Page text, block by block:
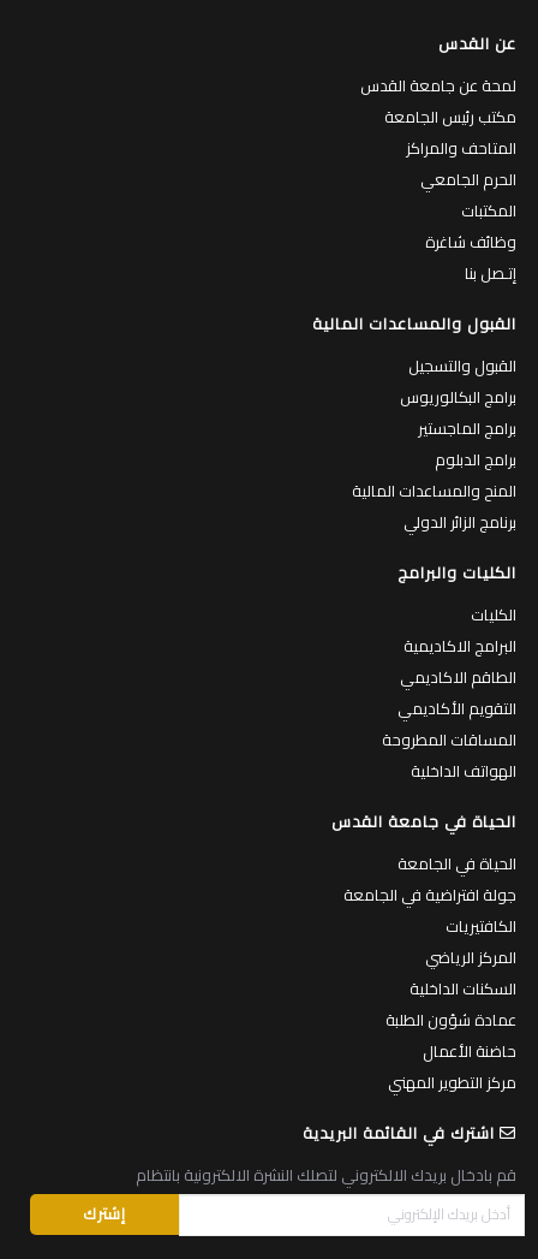
عن القدس
لمحة عن جامعة القدس
مكتب رئيس الجامعة
المتاحف والمراكز
الحرم الجامعي
المكتبات
وظائف شاغرة
إتـصل بنا
القبول والمساعدات المالية
القبول والتسجيل
برامج البكالوريوس
برامج الماجستير
برامج الدبلوم
المنح والمساعدات المالية
برنامج الزائر الدولي
الكليات والبرامج
الكليات
البرامج الاكاديمية
الطاقم الاكاديمي
التقويم الأكاديمي
المساقات المطروحة
الهواتف الداخلية
الحياة في جامعة القدس
الحياة في الجامعة
جولة افتراضية في الجامعة
الكافتيريات
المركز الرياضي
السكنات الداخلية
عمادة شؤون الطلبة
حاضنة الأعمال
مركز التطوير المهني
اشترك في القائمة البريدية
قم بادخال بريدك الالكتروني لتصلك النشرة الالكترونية بانتظام